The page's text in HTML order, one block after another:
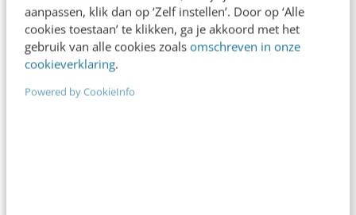
aanpassen, klik dan op ‘Zelf instellen’. Door op ‘Alle
cookies toestaan’ te klikken, ga je akkoord met het
gebruik van alle cookies zoals omschreven in onze
cookieverklaring.
Powered by CookieInfo
wat…
sigrid· 2 jaar geleden